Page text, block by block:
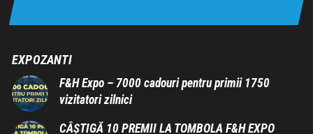
EXPOZANTI
F&H Expo – 7000 cadouri pentru primii 1750
vizitatori zilnici
CÂȘTIGĂ 10 PREMII LA TOMBOLA F&H EXPO